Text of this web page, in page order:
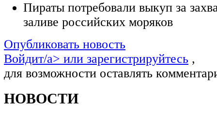
Пираты потребовали выкуп за
заливе российских моряков
Опубликовать новость
Войдит/a> или зарегистрируйтесь ,
для возможности оставлять
НОВОСТИ